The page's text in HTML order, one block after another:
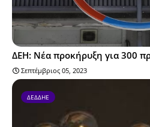
ΔΕΗ: Νέα προκήρυξη για 300
Σεπτέμβριος 05, 2023
ΔΕΔΔΗΕ